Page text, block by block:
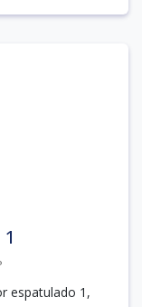
espatulado 1,